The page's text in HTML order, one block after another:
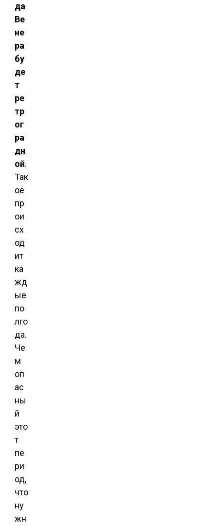
да
Ве
не
ра
бу
де
т
ре
тр
ог
ра
дн
ой.
Так
ое
пр
ои
сх
од
ит
ка
жд
ые
по
лго
да.
Че
м
оп
ас
ны
й
это
т
пе
ри
од,
что
ну
жн